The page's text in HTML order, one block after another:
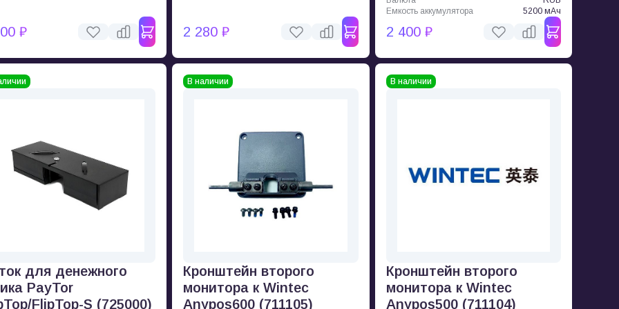
₽ 2 280 ₽
Емкость аккумулятора
5200 мАч
2 400 ₽
для денежного
PayTor
FlipTop-S (725000)
В наличии
Кронштейн второго
монитора к Wintec
Anypos600 (711105)
В наличии
Кронштейн второго
монитора к Wintec
Anypos500 (711104)